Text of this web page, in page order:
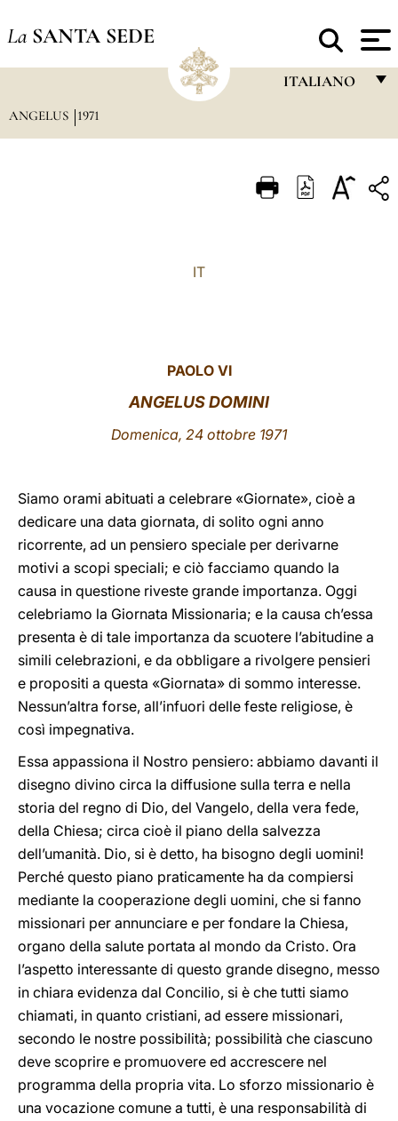
La SANTA SEDE
ITALIANO
ITALIANO
LATINE
ANGELUS 1971
IT
PAOLO VI
ANGELUS DOMINI
Domenica, 24 ottobre 1971
Siamo orami abituati a celebrare «Giornate», cioè a
dedicare una data giornata, di solito ogni anno
ricorrente, ad un pensiero speciale per derivarne
motivi a scopi speciali; e ciò facciamo quando la
causa in questione riveste grande importanza. Oggi
celebriamo la Giornata Missionaria; e la causa ch’essa
presenta è di tale importanza da scuotere l’abitudine a
simili celebrazioni, e da obbligare a rivolgere pensieri
e propositi a questa «Giornata» di sommo interesse.
Nessun’altra forse, all’infuori delle feste religiose, è
così impegnativa.
Essa appassiona il Nostro pensiero: abbiamo davanti il
disegno divino circa la diffusione sulla terra e nella
storia del regno di Dio, del Vangelo, della vera fede,
della Chiesa; circa cioè il piano della salvezza
dell’umanità. Dio, si è detto, ha bisogno degli uomini!
Perché questo piano praticamente ha da compiersi
mediante la cooperazione degli uomini, che si fanno
missionari per annunciare e per fondare la Chiesa,
organo della salute portata al mondo da Cristo. Ora
l’aspetto interessante di questo grande disegno, messo
in chiara evidenza dal Concilio, si è che tutti siamo
chiamati, in quanto cristiani, ad essere missionari,
secondo le nostre possibilità; possibilità che ciascuno
deve scoprire e promuovere ed accrescere nel
programma della propria vita. Lo sforzo missionario è
una vocazione comune a tutti, è una responsabilità di